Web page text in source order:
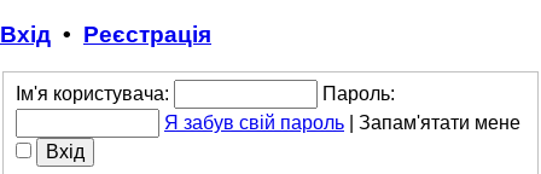
Вхід • Реєстрація
Ім'я користувача:
Пароль:
Я забув свій пароль
Запам'ятати мене